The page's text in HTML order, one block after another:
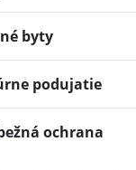
byty
podujatie
ochrana